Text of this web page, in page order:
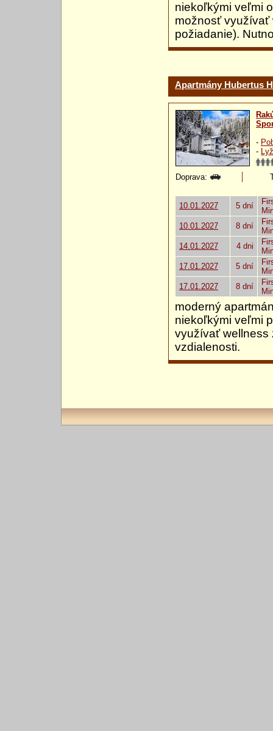
niekoľkými veľmi
možnosť využívať
požiadanie).
Apartmány Hubertus
-
-
Doprava:
10.01.2027 5 dní
10.01.2027
8 dní
14.01.2027
4 dni
17.01.2027
5 dní
17.01.2027
8 dní
moderný
niekoľkými veľmi
využívať wellness
vzdialenosti.